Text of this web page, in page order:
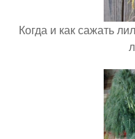
Когда и как сажать